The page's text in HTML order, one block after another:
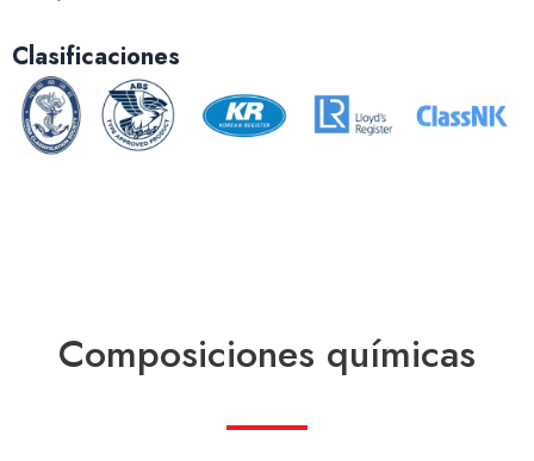
Clasificaciones
Composiciones químicas